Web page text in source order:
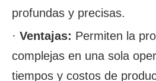
profundas y precisas.
· Ventajas: Permiten la
complejas en una sola
tiempos y costos de